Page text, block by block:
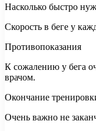
Насколько быстро
Скорость в беге у
Противопоказания
К сожалению у бега
врачом.
Окончание
Очень важно не